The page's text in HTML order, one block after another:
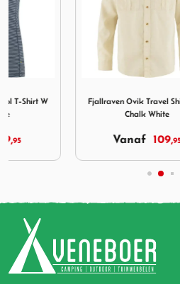
Fjallraven Ovik Travel Shirt LS M
95